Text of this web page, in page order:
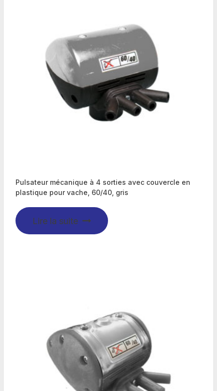
Pulsateur mécanique à 4 sorties avec couvercle en
plastique pour vache, 60/40, gris
Lire la suite